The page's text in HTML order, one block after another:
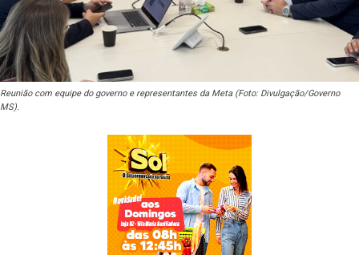
Reunião com equipe do governo e representantes da Meta (Foto: Divulgação/Governo
MS).